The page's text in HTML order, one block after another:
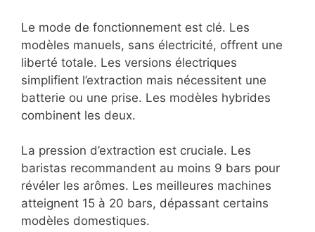
Le mode de fonctionnement est clé. Les
modèles manuels, sans électricité, offrent une
liberté totale. Les versions électriques
simplifient l’extraction mais nécessitent une
batterie ou une prise. Les modèles hybrides
combinent les deux.
La pression d’extraction est cruciale. Les
baristas recommandent au moins 9 bars pour
révéler les arômes. Les meilleures machines
atteignent 15 à 20 bars, dépassant certains
modèles domestiques.